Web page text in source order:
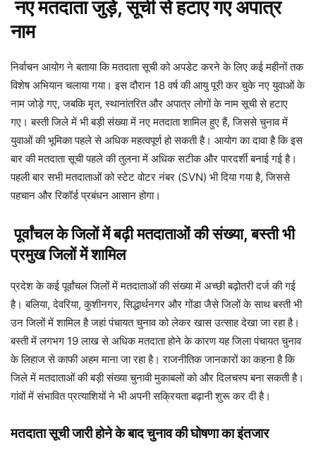
नए मतदाता जुड़े, सूची से हटाए गए अपात्र
नाम
निर्वाचन आयोग ने बताया कि मतदाता सूची को अपडेट करने के लिए कई महीनों तक
विशेष अभियान चलाया गया। इस दौरान 18 वर्ष की आयु पूरी कर चुके नए युवाओं के
नाम जोड़े गए, जबकि मृत, स्थानांतरित और अपात्र लोगों के नाम सूची से हटाए
गए। बस्ती जिले में भी बड़ी संख्या में नए मतदाता शामिल हुए हैं, जिससे चुनाव में
युवाओं की भूमिका पहले से अधिक महत्वपूर्ण हो सकती है। आयोग का दावा है कि इस
बार की मतदाता सूची पहले की तुलना में अधिक सटीक और पारदर्शी बनाई गई है।
पहली बार सभी मतदाताओं को स्टेट वोटर नंबर (SVN) भी दिया गया है, जिससे
पहचान और रिकॉर्ड प्रबंधन आसान होगा।
पूर्वांचल के जिलों में बढ़ी मतदाताओं की संख्या, बस्ती भी
प्रमुख जिलों में शामिल
प्रदेश के कई पूर्वांचल जिलों में मतदाताओं की संख्या में अच्छी बढ़ोतरी दर्ज की गई
है। बलिया, देवरिया, कुशीनगर, सिद्धार्थनगर और गोंडा जैसे जिलों के साथ बस्ती भी
उन जिलों में शामिल है जहां पंचायत चुनाव को लेकर खास उत्साह देखा जा रहा है।
बस्ती में लगभग 19 लाख से अधिक मतदाता होने के कारण यह जिला पंचायत चुनाव
के लिहाज से काफी अहम माना जा रहा है। राजनीतिक जानकारों का कहना है कि
जिले में मतदाताओं की बड़ी संख्या चुनावी मुकाबलों को और दिलचस्प बना सकती है।
गांवों में संभावित प्रत्याशियों ने भी अपनी सक्रियता बढ़ानी शुरू कर दी है।
मतदाता सूची जारी होने के बाद चुनाव की घोषणा का इंतजार